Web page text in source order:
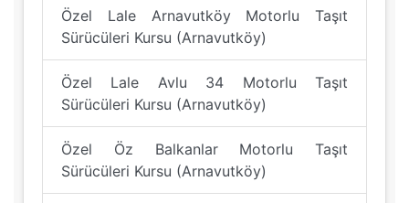
Özel Lale Arnavutköy Motorlu Taşıt
Sürücüleri Kursu (Arnavutköy)
Özel Lale Avlu 34 Motorlu Taşıt
Sürücüleri Kursu (Arnavutköy)
Özel Öz Balkanlar Motorlu Taşıt
Sürücüleri Kursu (Arnavutköy)